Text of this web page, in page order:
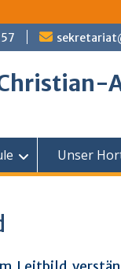
Unser